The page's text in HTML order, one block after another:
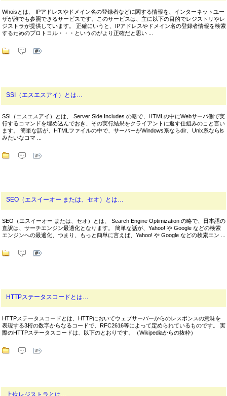
Whoisとは、 IPアドレスやドメイン名の登録者などに関する情報を、インターネットユー
ザが誰でも参照できるサービスです。このサービスは、主に以下の目的でレジストリやレ
ジストラが提供しています。 正確にいうと、IPアドレスやドメイン名の登録者情報を検索
するためのプロトコル・・・というのがより正確だと思い ...
SSI（エスエスアイ）とは…
SSI（エスエスアイ）とは、 Server Side Includes の略で、HTMLの中にWebサーバ側で実
行するコマンドを埋め込んでおき、その実行結果をクライアントに返す仕組みのこと言い
ます。 簡単な話が、HTMLファイルの中で、サーバーがWindows系ならdir、Unix系ならls
みたいなコマ ...
SEO（エスイーオー または、セオ）とは…
SEO（エスイーオー または、セオ）とは、 Search Engine Optimization の略で、日本語の
直訳は、サーチエンジン最適化となります。 簡単な話が、Yahoo! や Google などの検索
エンジンへの最適化、つまり、もっと簡単に言えば、Yahoo! や Google などの検索エン ...
HTTPステータスコードとは…
HTTPステータスコードとは、HTTPにおいてウェブサーバーからのレスポンスの意味を
表現する3桁の数字からなるコードで、RFC2616等によって定められているものです。 実
際のHTTPステータスコードは、以下のとおりです。（Wikipediaからの抜粋）
上位レジストラとは…